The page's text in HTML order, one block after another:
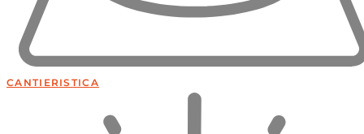
CANTIERISTICA